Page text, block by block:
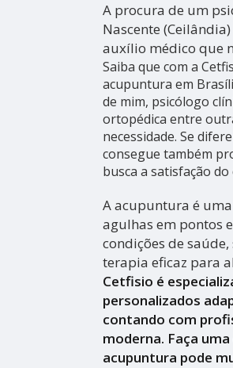
A procura de um
Nascente
auxílio médico que
Saiba que com a
acupuntura em
de mim, psicólogo
ortopédica entre
necessidade. Se
consegue também
busca a satisfação do
A acupuntura é
agulhas em pontos
condições de
terapia eficaz para
Cetfisio é
personalizados
contando com
moderna. Faça
acupuntura pode